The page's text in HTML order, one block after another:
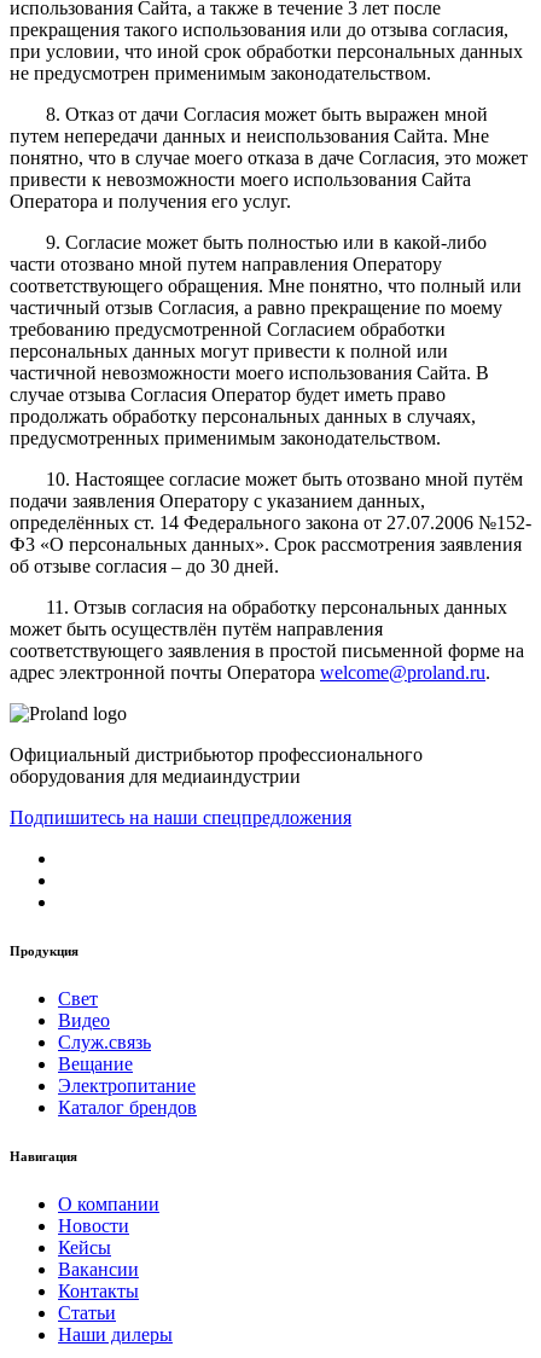
использования Сайта, а также в течение 3 лет после
прекращения такого использования или до отзыва согласия,
при условии, что иной срок обработки персональных данных
не предусмотрен применимым законодательством.
8. Отказ от дачи Согласия может быть выражен мной
путем непередачи данных и неиспользования Сайта. Мне
понятно, что в случае моего отказа в даче Согласия, это может
привести к невозможности моего использования Сайта
Оператора и получения его услуг.
9. Согласие может быть полностью или в какой-либо
части отозвано мной путем направления Оператору
соответствующего обращения. Мне понятно, что полный или
частичный отзыв Согласия, а равно прекращение по моему
требованию предусмотренной Согласием обработки
персональных данных могут привести к полной или
частичной невозможности моего использования Сайта. В
случае отзыва Согласия Оператор будет иметь право
продолжать обработку персональных данных в случаях,
предусмотренных применимым законодательством.
10. Настоящее согласие может быть отозвано мной путём
подачи заявления Оператору с указанием данных,
определённых ст. 14 Федерального закона от 27.07.2006 №152-
Ф3 «О персональных данных». Срок рассмотрения заявления
об отзыве согласия – до 30 дней.
11. Отзыв согласия на обработку персональных данных
может быть осуществлён путём направления
соответствующего заявления в простой письменной форме на
адрес электронной почты Оператора welcome@proland.ru.
Официальный дистрибьютор профессионального
оборудования для медиаиндустрии
Подпишитесь на наши спецпредложения
Продукция
Свет
Видео
Служ.связь
Вещание
Электропитание
Каталог брендов
Навигация
О компании
Новости
Кейсы
Вакансии
Контакты
Статьи
Наши дилеры